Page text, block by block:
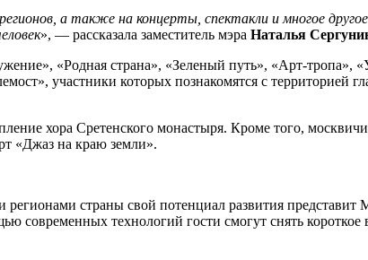
а также на концерты, спектакли и многое
», — рассказала заместитель мэра Наталья
«Родная страна», «Зеленый путь», «Арт-тропа»,
участники которых познакомятся с территорией
хора Сретенского монастыря. Кроме того,
«Джаз на краю земли».
регионами страны свой потенциал развития
современных технологий гости смогут снять